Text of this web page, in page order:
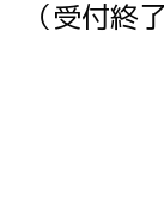
（受付終